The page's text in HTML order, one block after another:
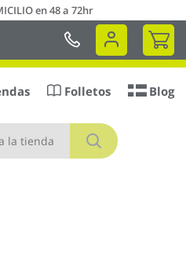
en 48 a 72hr
Mi
Buscar
Folletos Blog